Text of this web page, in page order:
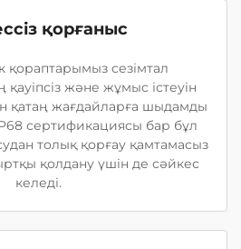
қорғаныс
қораптарымыз сезімтал
және жұмыс істеуін
қатаң жағдайларға шыдамды
сертификациясы бар бұл
толық қорғау қамтамасыз
қолдану үшін де сәйкес
келеді.